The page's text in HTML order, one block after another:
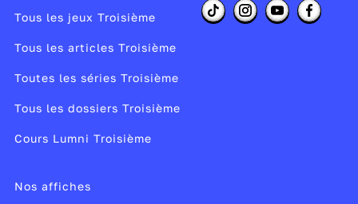
Tous les jeux Troisième
Tous les articles Troisième
Toutes les séries Troisième
Tous les dossiers Troisième
Cours Lumni Troisième
Nos affiches